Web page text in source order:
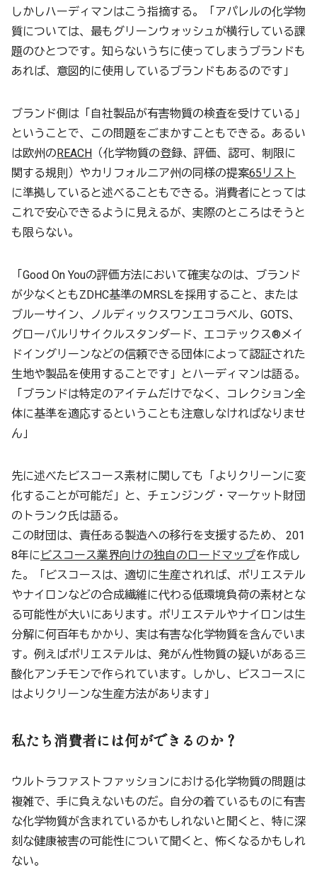
しかしハーディマンはこう指摘する。「アパレルの化学物
質については、最もグリーンウォッシュが横行している課
題のひとつです。知らないうちに使ってしまうブランドも
あれば、意図的に使用しているブランドもあるのです」
ブランド側は「自社製品が有害物質の検査を受けている」
ということで、この問題をごまかすこともできる。あるい
は欧州の REACH
（化学物質の登録、評価、認可、制限に
関する規則）やカリフォルニア州の同様の提案65リスト
に準拠していると述べることもできる。消費者にとっては
これで安心できるように見えるが、実際のところはそうと
も限らない。
「Good On Youの評価方法において確実なのは、ブランド
が少なくともZDHC基準のMRSLを採用すること、または
ブルーサイン、ノルディックスワンエコラベル、GOTS、
グローバルリサイクルスタンダード、エコテックス®メイ
ドイングリーンなどの信頼できる団体によって認証された
生地や製品を使用することです」とハーディマンは語る。
「ブランドは特定のアイテムだけでなく、コレクション全
体に基準を適応するということも注意しなければなりませ
ん」
先に述べたビスコース素材に関しても「よりクリーンに変
化することが可能だ」と、チェンジング・マーケット財団
のトランク氏は語る。
この財団は、責任ある製造への移行を支援するため、 201
8年にビスコース業界向けの独自のロードマップを作成し
た。「ビスコースは、適切に生産されれば、ポリエステル
やナイロンなどの合成繊維に代わる低環境負荷の素材とな
る可能性が大いにあります。ポリエステルやナイロンは生
分解に何百年もかかり、実は有害な化学物質を含んでいま
す。例えばポリエステルは、発がん性物質の疑いがある三
酸化アンチモンで作られています。しかし、ビスコースに
はよりクリーンな生産方法があります」
私たち消費者には何ができるのか？
ウルトラファストファッションにおける化学物質の問題は
複雑で、手に負えないものだ。自分の着ているものに有害
な化学物質が含まれているかもしれないと聞くと、特に深
刻な健康被害の可能性について聞くと、怖くなるかもしれ
ない。